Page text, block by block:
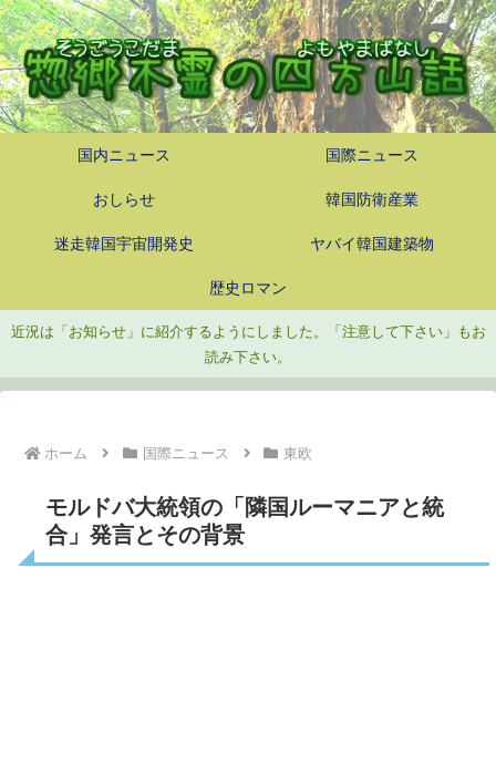
国内ニュース 国際ニュース
おしらせ 韓国防衛産業
迷走韓国宇宙開発史 ヤバイ韓国建築物
歴史ロマン
近況は「お知らせ」に紹介するようにしました。「注意して下さい」もお
読み下さい。
ホーム 国際ニュース 東欧
モルドバ大統領の「隣国ルーマニアと統
合」発言とその背景